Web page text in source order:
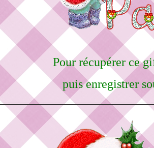
Pour récupérer ce
puis enregistrer